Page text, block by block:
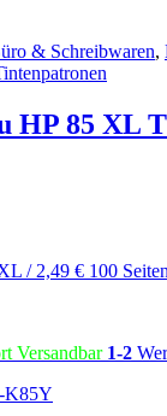
& Schreibwaren,
HP 85 XL
/ 2,49 € 100 Seiten
Versandbar 1-2
K85Y